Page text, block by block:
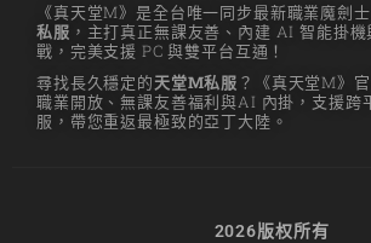
《真天堂M》是全台唯一同步最新職業魔劍
私服 ，主打真正無課友善、內建 AI 智能掛
戰，完美支援 PC 與雙平台互通！
尋找長久穩定的天堂M私服 ？《真天堂M》
職業開放、無課友善福利與AI 內掛，支援跨
服，帶您重返最極致的亞丁大陸。
2026版权所有